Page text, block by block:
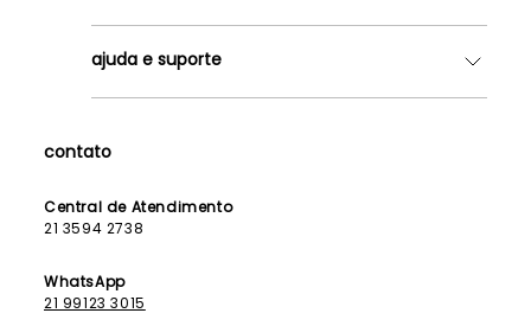
Lojas
Como Funciona
Lista de Formandas
ajuda e suporte
Política de Privacidade
contato
Central de Atendimento
21 3594 2738
WhatsApp
21 99123 3015